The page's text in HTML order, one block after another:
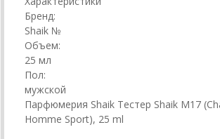
Бренд:
Shaik №
Объем:
25 мл
Пол:
мужской
Парфюмерия Shaik Тестер Shaik M17
Homme Sport), 25 ml